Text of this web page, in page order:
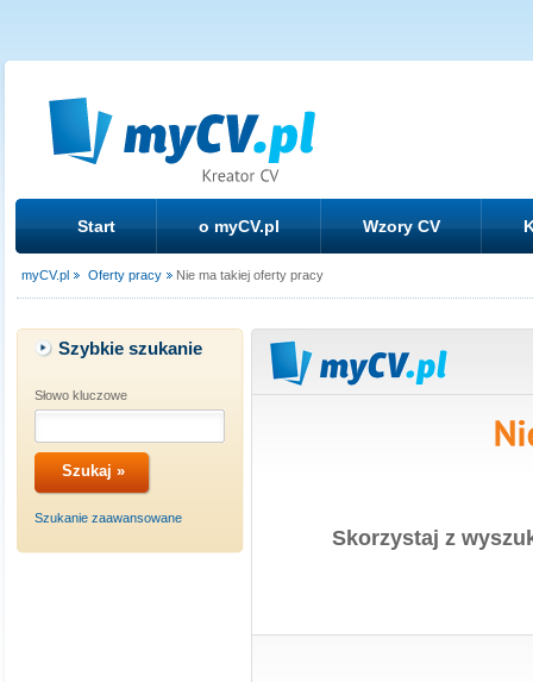
Start o myCV.pl Wzory CV
myCV.pl Oferty pracy Nie ma takiej oferty pracy
Szybkie szukanie
Słowo kluczowe
Szukanie zaawansowane
Skorzystaj z